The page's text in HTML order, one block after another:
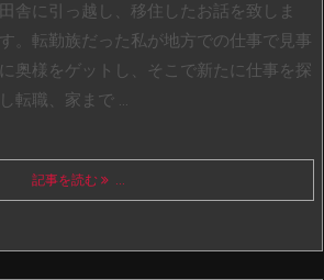
田舎に引っ越し、移住したお話を致しま
す。 転勤族だった私が地方での仕事で見事
に奥様をゲットし、そこで新たに仕事を探
し転職、家まで ...
記事を読む ...